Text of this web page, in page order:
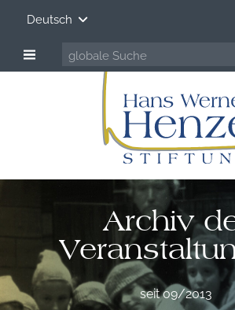
Deutsch
Archiv
seit 09/2013